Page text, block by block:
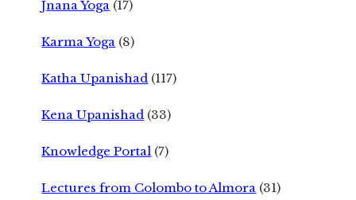
Jnana Yoga (17)
Karma Yoga (8)
Katha Upanishad (117)
Kena Upanishad (33)
Knowledge Portal (7)
Lectures from Colombo to Almora (31)